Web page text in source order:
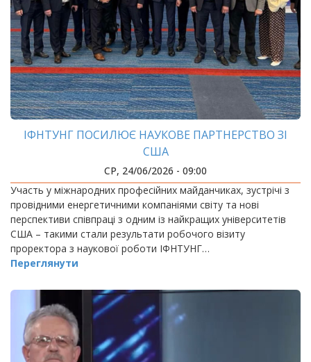
ІФНТУНГ ПОСИЛЮЄ НАУКОВЕ ПАРТНЕРСТВО ЗІ
США
СР, 24/06/2026 - 09:00
Участь у міжнародних професійних майданчиках, зустрічі з
провідними енергетичними компаніями світу та нові
перспективи співпраці з одним із найкращих університетів
США – такими стали результати робочого візиту
проректора з наукової роботи ІФНТУНГ…
Переглянути